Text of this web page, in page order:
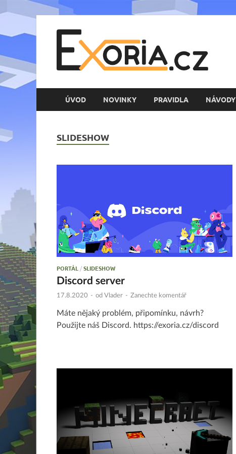
ÚVOD NOVINKY PRAVIDLA NÁVODY
SLIDESHOW
PORTÁL /SLIDESHOW
Discord server
17.8.2020 - od Vlader - Zanechte komentář
Máte nějaký problém, připomínku, návrh?
Použijte náš Discord. https://exoria.cz/discord